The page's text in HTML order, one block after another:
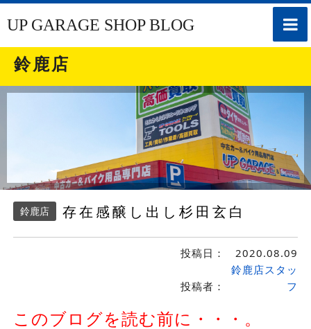
toggle
UP GARAGE SHOP BLOG
鈴鹿店
鈴鹿店 存在感醸し出し杉田玄白
投稿日： 2020.08.09
投稿者：
鈴鹿店スタッ
フ
このブログを読む前に・・・。